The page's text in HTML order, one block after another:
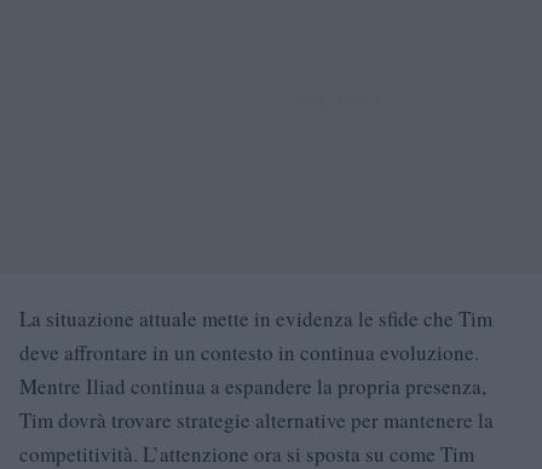
La situazione attuale mette in evidenza le sfide che Tim
deve affrontare in un contesto in continua evoluzione.
Mentre Iliad continua a espandere la propria presenza,
Tim dovrà trovare strategie alternative per mantenere la
competitività. L’attenzione ora si sposta su come Tim